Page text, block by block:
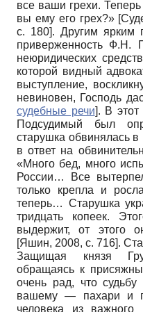
все ваши грехи.
вы ему его грех?» [
c. 180]. Другим ярким
приверженность Ф.Н.
неюридических
которой видный
выступление,
невиновен, Господь
судебные речи]. В этот
Подсудимый был
старушка обвинялась
в ответ на
«Много бед, много
России… Все
только крепла и
теперь… Старушка
тридцать копеек.
выдержит, от этого
[Яшин, 2008, с. 716].
Защищая князя
обращаясь к
очень рад, что
вашему — пахари и
человека из